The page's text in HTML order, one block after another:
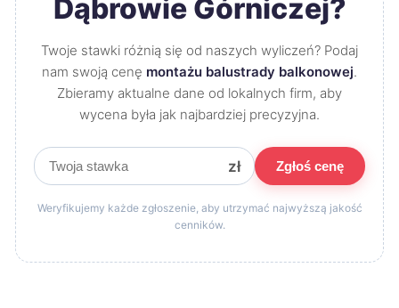
Dąbrowie Górniczej?
Twoje stawki różnią się od naszych wyliczeń? Podaj
nam swoją cenę montażu balustrady balkonowej.
Zbieramy aktualne dane od lokalnych firm, aby
wycena była jak najbardziej precyzyjna.
zł Zgłoś cenę
Weryfikujemy każde zgłoszenie, aby utrzymać najwyższą jakość
cenników.